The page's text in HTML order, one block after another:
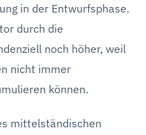
in der Entwurfsphase.
durch die
noch höher, weil
nicht immer
können.
mittelständischen